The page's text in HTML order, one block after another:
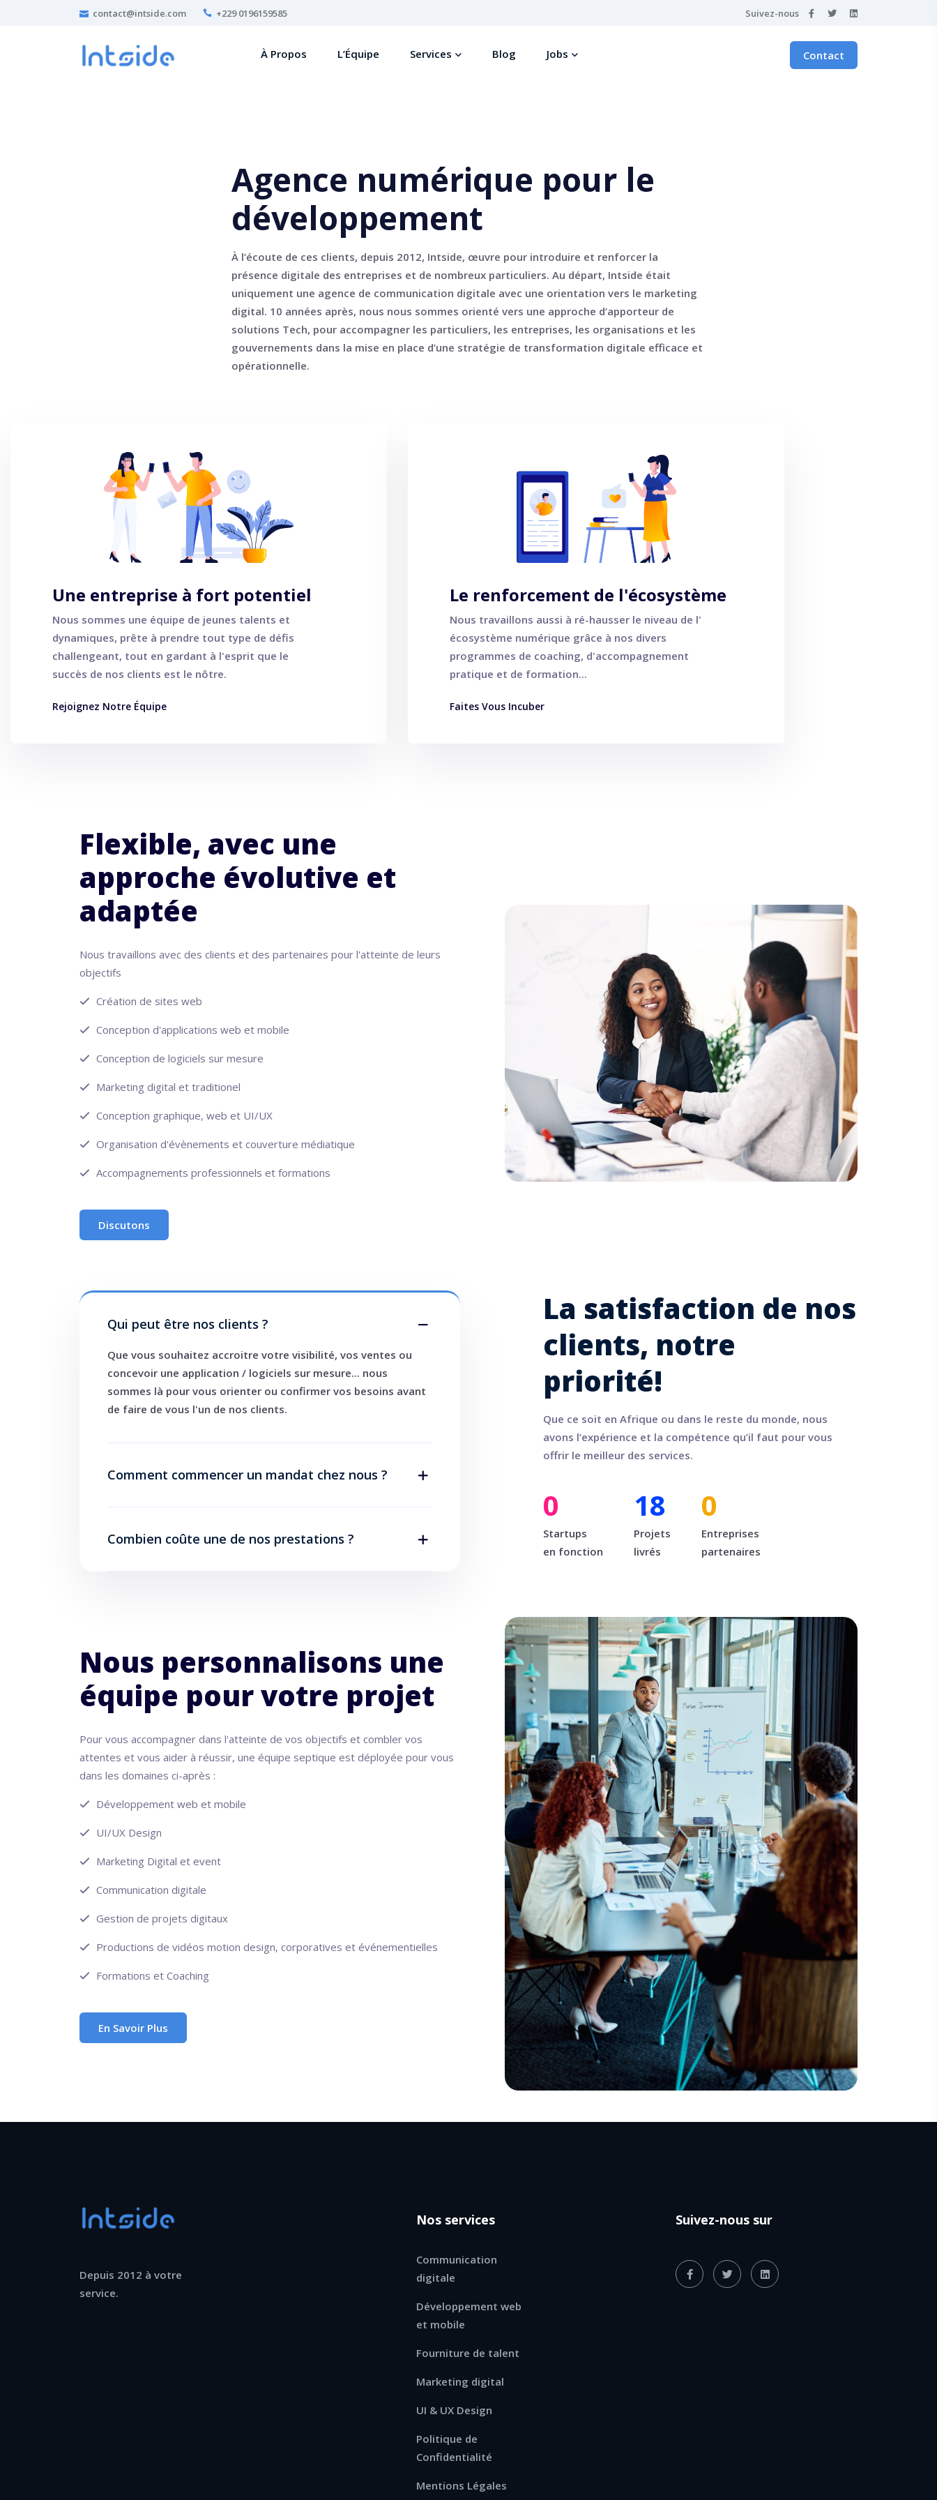
contact@intside.com +229 0196159585 Suivez-nous
À Propos L’Équipe Services Blog Jobs Contact
Agence numérique pour le
développement​
À l’écoute de ces clients, depuis 2012, Intside, œuvre pour introduire et renforcer la
présence digitale des entreprises et de nombreux particuliers. Au départ, Intside était
uniquement une agence de communication digitale avec une orientation vers le marketing
digital. 10 années après, nous nous sommes orienté vers une approche d’apporteur de
solutions Tech, pour accompagner les particuliers, les entreprises, les organisations et les
gouvernements dans la mise en place d’une stratégie de transformation digitale efficace et
opérationnelle.
Une entreprise à fort potentiel
Nous sommes une équipe de jeunes talents et
dynamiques, prête à prendre tout type de défis
challengeant, tout en gardant à l'esprit que le
succès de nos clients est le nôtre.
Rejoignez Notre Équipe
Le renforcement de l'écosystème
Nous travaillons aussi à ré-hausser le niveau de l'
écosystème numérique grâce à nos divers
programmes de coaching, d'accompagnement
pratique et de formation...
Faites Vous Incuber
Flexible, avec une
approche évolutive et
adaptée
Nous travaillons avec des clients et des partenaires pour l'atteinte de leurs
objectifs
Création de sites web
Conception d'applications web et mobile
Conception de logiciels sur mesure
Marketing digital et traditionel
Conception graphique, web et UI/UX
Organisation d'évènements et couverture médiatique
Accompagnements professionnels et formations
Discutons
Qui peut être nos clients ?
Que vous souhaitez accroitre votre visibilité, vos ventes ou
concevoir une application / logiciels sur mesure... nous
sommes là pour vous orienter ou confirmer vos besoins avant
de faire de vous l'un de nos clients.
Comment commencer un mandat chez nous ?
Combien coûte une de nos prestations ?
La satisfaction de nos
clients, notre
priorité!
Que ce soit en Afrique ou dans le reste du monde, nous
avons l’expérience et la compétence qu’il faut pour vous
offrir le meilleur des services.
0
Startups
en fonction
18
Projets
livrés
0
Entreprises
partenaires
Nous personnalisons une
équipe pour votre projet
Pour vous accompagner dans l'atteinte de vos objectifs et combler vos
attentes et vous aider à réussir, une équipe septique est déployée pour vous
dans les domaines ci-après :
Développement web et mobile
UI/UX Design
Marketing Digital et event
Communication digitale
Gestion de projets digitaux
Productions de vidéos motion design, corporatives et événementielles
Formations et Coaching
En Savoir Plus
Depuis 2012 à votre
service.
Nos services
Communication
digitale
Développement web
et mobile
Fourniture de talent
Marketing digital
UI & UX Design
Politique de
Confidentialité
Mentions Légales
Suivez-nous sur